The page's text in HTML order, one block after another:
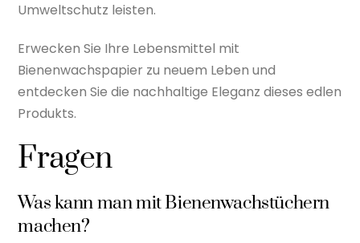
Umweltschutz leisten.
Erwecken Sie Ihre Lebensmittel mit
Bienenwachspapier zu neuem Leben und
entdecken Sie die nachhaltige Eleganz dieses edlen
Produkts.
Fragen
Was kann man mit Bienenwachstüchern
machen?